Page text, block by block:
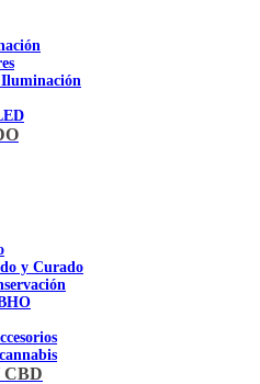
Iluminación
y Curado